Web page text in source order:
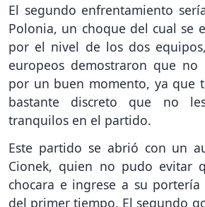
El segundo enfrentamiento
Polonia, un choque del cual se
por el nivel de los dos
europeos demostraron que no
por un buen momento, ya que
bastante discreto que no
tranquilos en el partido.
Este partido se abrió con un
Cionek, quien no pudo evitar
chocara e ingrese a su
del primer tiempo. El segundo